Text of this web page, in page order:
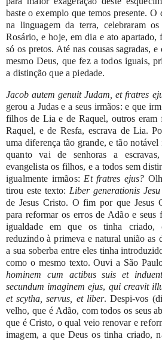
basteo exemplo que temos presente. O
na linguagemda terra, celebraram os
Rosário, e hoje, em dia eato apartado,
só os pretos. Até nas cousas sagradas, e
mesmo Deus, que fez a todos iguais,
a distinção queapiedade.
Jacob autem genuit Judam, et fratres
gerou a Judase a seus irmãos: e que
filhosde Lia e de Raquel, outros eram
Raquel, e de Resfa, escrava deLia.
uma diferença tão grande, e tãonotável
quanto
vai de senhorasa
evangelista os filhos, e a todos sem
igualmente irmãos: Etfratres ejus?
tirou este texto: Liber generationis
de Jesus Cristo. O fim por que Jesus
para reformaros erros de Adão e seus
igualdade
em que os tinha criado,
reduzindoà primeva e natural união as
a sua soberba entre eles tinha
como o mesmo texto. Ouvi a São
hominem
cum actibus suis et
secundum imaginem ejus, qui creavit
et scytha,
servus, et liber. Despi-vos
velho, que é Adão, com todos os seus
que é Cristo, o qual veio renovar e
imagem, a queDeus os tinha criado,